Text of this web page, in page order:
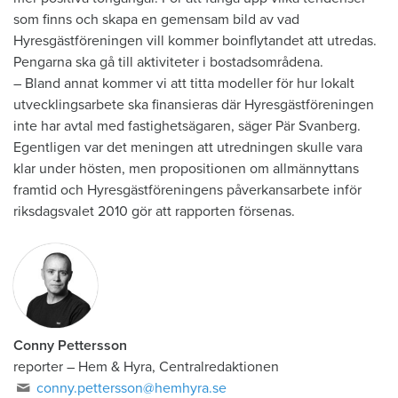
som finns och skapa en gemensam bild av vad
Hyresgästföreningen vill kommer boinflytandet att utredas.
Pengarna ska gå till aktiviteter i bostadsområdena.
– Bland annat kommer vi att titta modeller för hur lokalt
utvecklingsarbete ska finansieras där Hyresgästföreningen
inte har avtal med fastighetsägaren, säger Pär Svanberg.
Egentligen var det meningen att utredningen skulle vara
klar under hösten, men propositionen om allmännyttans
framtid och Hyresgästföreningens påverkansarbete inför
riksdagsvalet 2010 gör att rapporten försenas.
Conny Pettersson
reporter – Hem & Hyra, Centralredaktionen
conny.pettersson@hemhyra.se